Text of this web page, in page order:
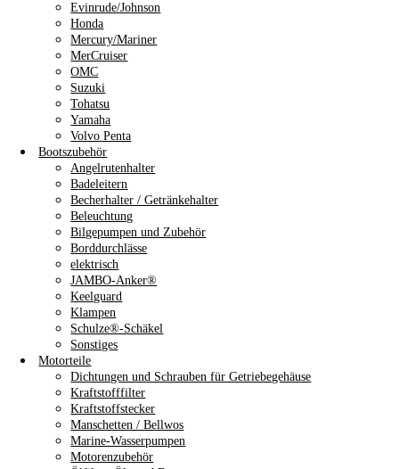
Evinrude/Johnson
Honda
Mercury/Mariner
MerCruiser
OMC
Suzuki
Tohatsu
Yamaha
Volvo Penta
Bootszubehör
Angelrutenhalter
Badeleitern
Becherhalter / Getränkehalter
Beleuchtung
Bilgepumpen und Zubehör
Borddurchlässe
elektrisch
JAMBO-Anker®
Keelguard
Klampen
Schulze®-Schäkel
Sonstiges
Motorteile
Dichtungen und Schrauben für Getriebegehäuse
Kraftstofffilter
Kraftstoffstecker
Manschetten / Bellwos
Marine-Wasserpumpen
Motorenzubehör